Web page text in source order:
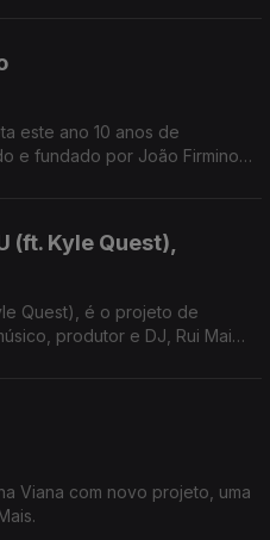
este ano 10 anos de
e fundado por João Firmino
(ft. Kyle Quest),
Quest), é o projeto de
produtor e DJ, Rui Maia
Viana com novo projeto, uma